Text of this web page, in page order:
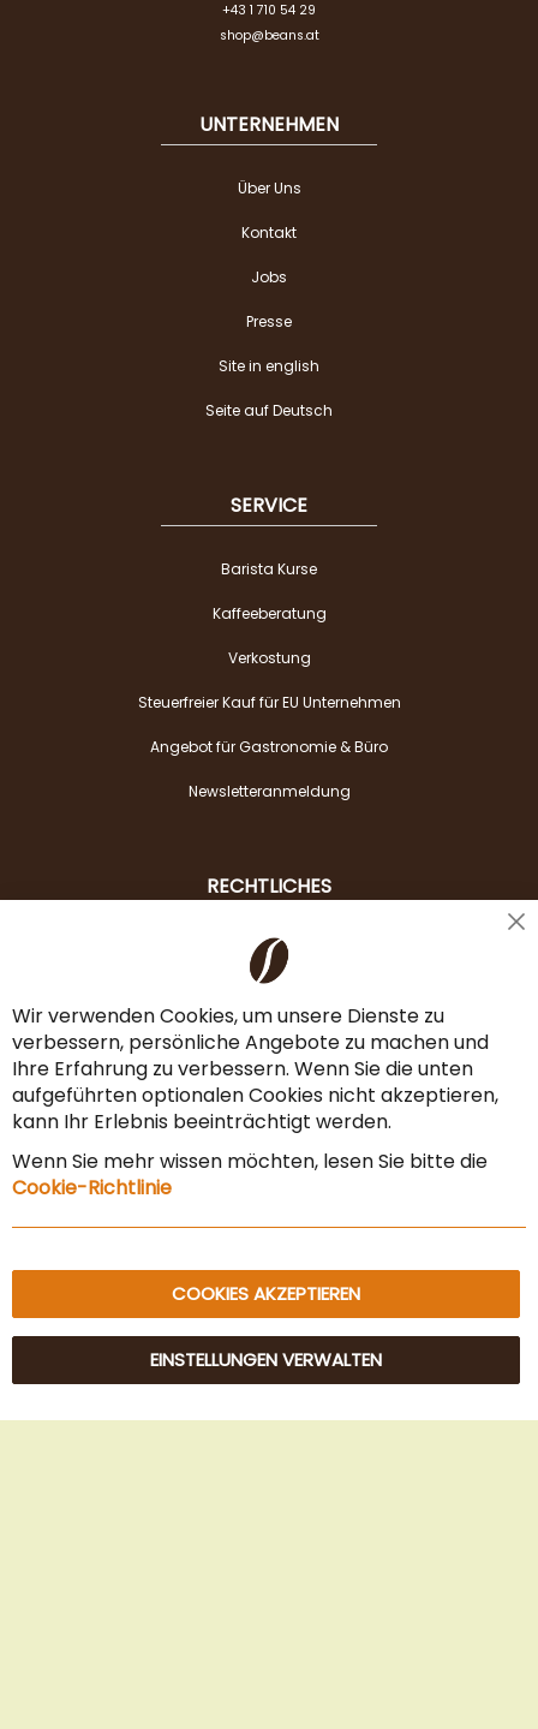
+43 1 710 54 29
shop@beans.at
UNTERNEHMEN
Über Uns
Kontakt
Jobs
Presse
Site in english
Seite auf Deutsch
SERVICE
Barista Kurse
Kaffeeberatung
Verkostung
Steuerfreier Kauf für EU Unternehmen
Angebot für Gastronomie & Büro
Newsletteranmeldung
RECHTLICHES
Liefer- & Versandkosten
AGB & Widerrufsrecht
Vertrag widerrufen
Impressum
Datenschutz & Sicherheit
© 2025 Beans Kaffeehandel OG. Alle Rechte vorbehalten.
Wir verwenden Cookies, um unsere Dienste zu
verbessern, persönliche Angebote zu machen und
Ihre Erfahrung zu verbessern. Wenn Sie die unten
aufgeführten optionalen Cookies nicht akzeptieren,
kann Ihr Erlebnis beeinträchtigt werden.
Wenn Sie mehr wissen möchten, lesen Sie bitte die
Cookie-Richtlinie
COOKIES AKZEPTIEREN
EINSTELLUNGEN VERWALTEN